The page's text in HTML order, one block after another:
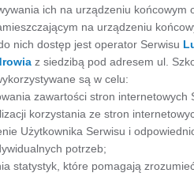
ich na urządzeniu końcowym
na urządzeniu
nich dostęp jest operator Serwisu
z siedzibą pod adresem ul.
są w celu:
zawartości stron
korzystania ze stron
Użytkownika Serwisu i
potrzeb;
statystyk, które pomagają